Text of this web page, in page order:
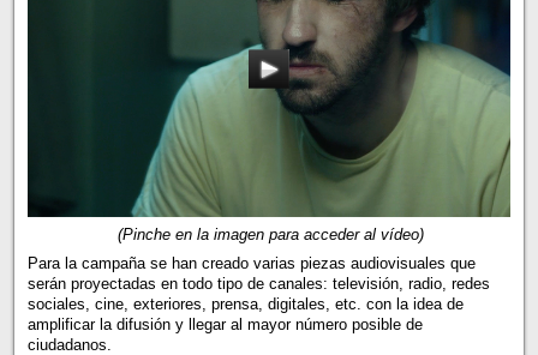
(Pinche en la imagen para acceder al vídeo)
Para la campaña se han creado varias piezas audiovisuales que
serán proyectadas en todo tipo de canales: televisión, radio, redes
sociales, cine, exteriores, prensa, digitales, etc. con la idea de
amplificar la difusión y llegar al mayor número posible de
ciudadanos.